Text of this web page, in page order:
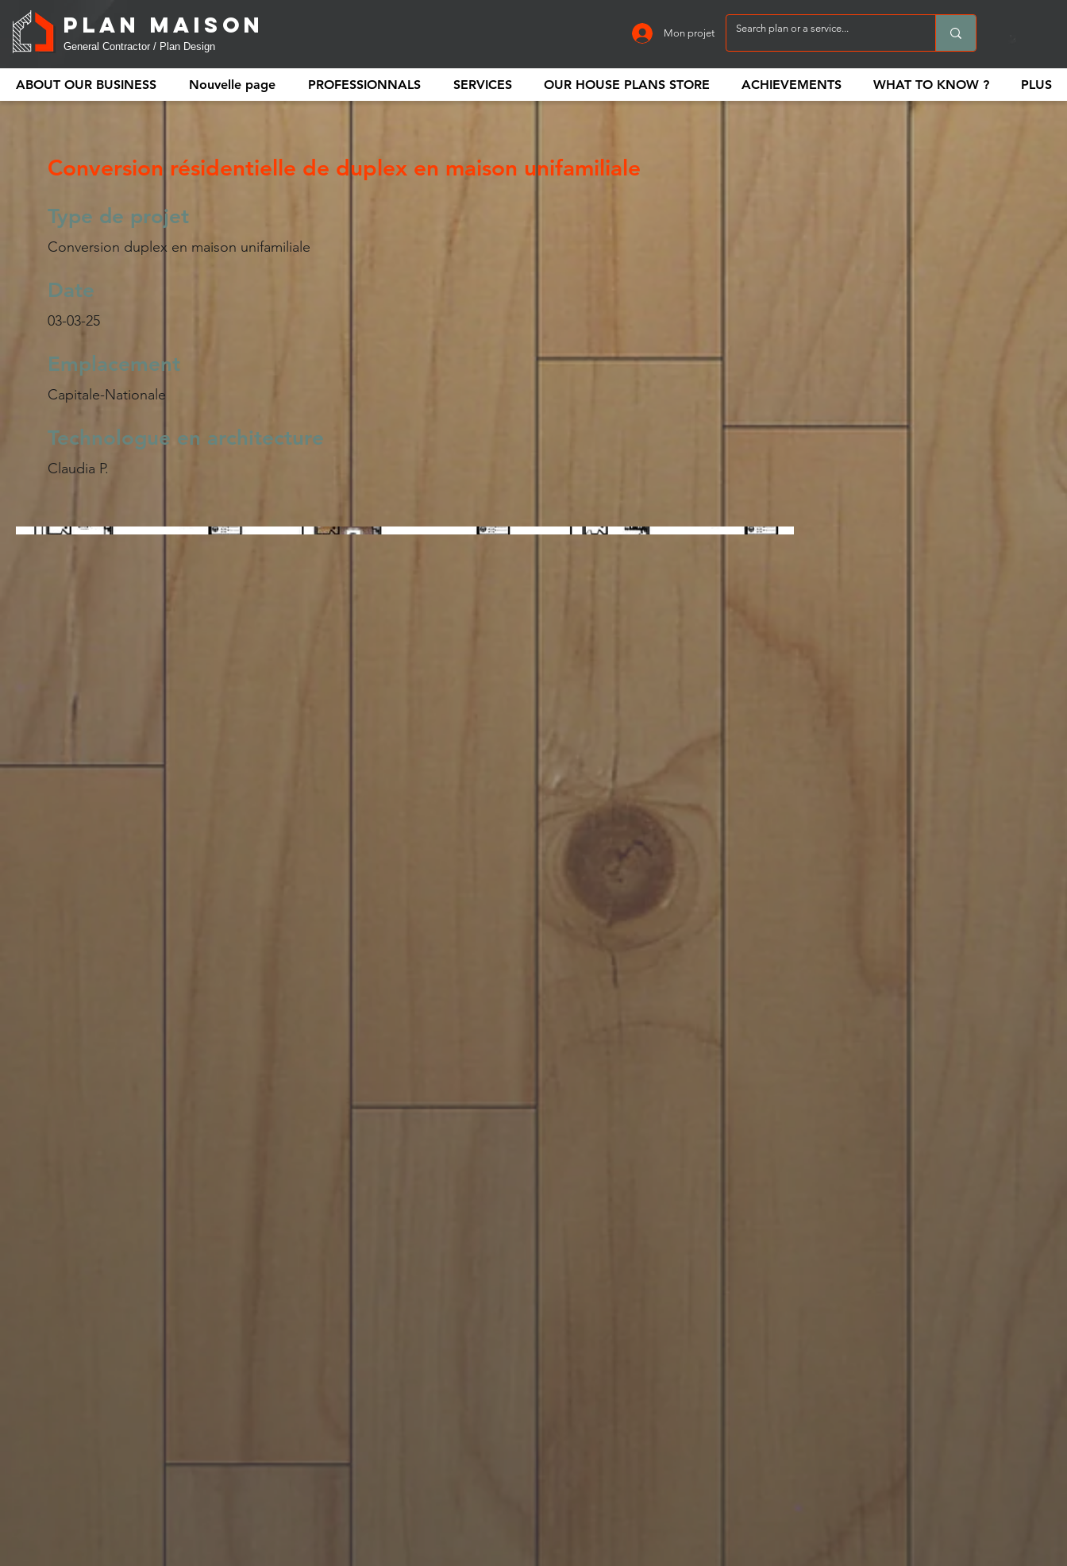
PLAN MAISON
General Contractor / Plan Design
Mon projet
ABOUT OUR BUSINESS Nouvelle page PROFESSIONNALS SERVICES OUR HOUSE PLANS STORE ACHIEVEMENTS WHAT TO KNOW ? PLUS
Conversion résidentielle de duplex en maison unifamiliale
Type de projet
Conversion duplex en maison unifamiliale
Date
03-03-25
Emplacement
Capitale-Nationale
Technologue en architecture
Claudia P.